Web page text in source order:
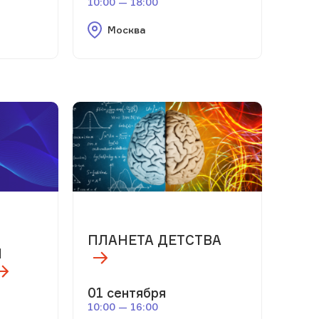
Москва
ПЛАНЕТА ДЕТСТВА
01 сентября
10:00 — 16:00